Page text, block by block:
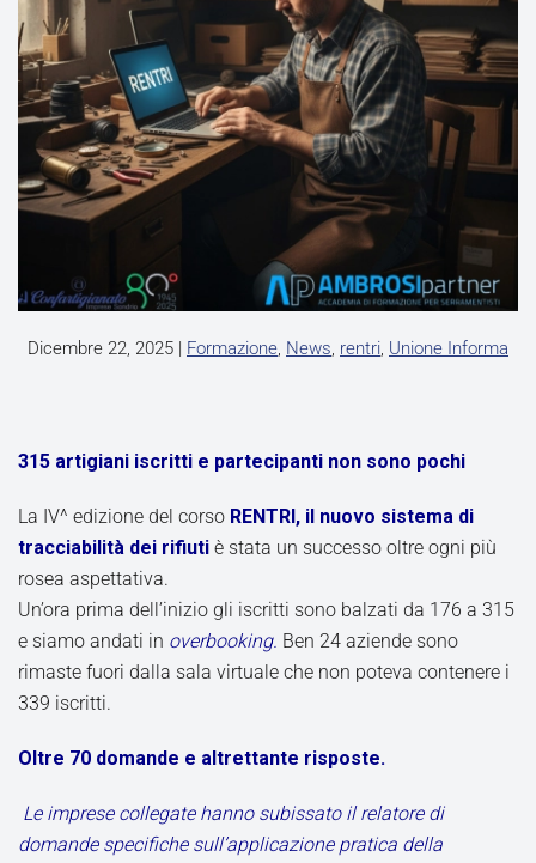
Dicembre 22, 2025 | Formazione, News, rentri, Unione Informa
315 artigiani iscritti e partecipanti non sono pochi
La IV^ edizione del corso RENTRI, il nuovo sistema di
tracciabilità dei rifiuti è stata un successo oltre ogni più
rosea aspettativa.
Un’ora prima dell’inizio gli iscritti sono balzati da 176 a 315
e siamo andati in overbooking. Ben 24 aziende sono
rimaste fuori dalla sala virtuale che non poteva contenere i
339 iscritti.
Oltre 70 domande e altrettante risposte.
Le imprese collegate hanno subissato il relatore di
domande specifiche sull’applicazione pratica della